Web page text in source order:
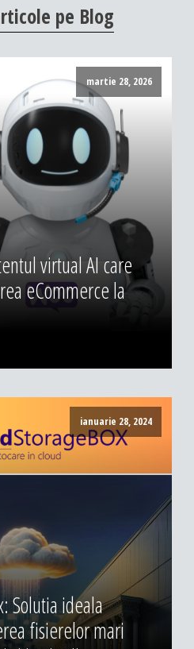
pe Blog
martie 28, 2026
virtual AI care
eCommerce la
ianuarie 28, 2024
Solutia ideala
fisierelor mari